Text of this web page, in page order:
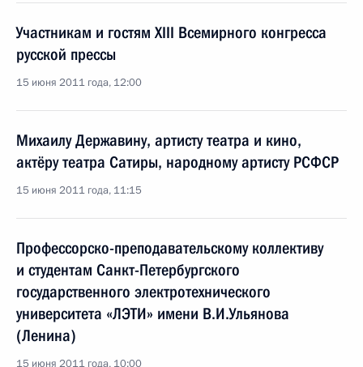
Участникам и гостям XIII Всемирного конгресса
русской прессы
15 июня 2011 года, 12:00
Михаилу Державину, артисту театра и кино,
актёру театра Сатиры, народному артисту РСФСР
15 июня 2011 года, 11:15
Профессорско-преподавательскому коллективу
и студентам Санкт-Петербургского
государственного электротехнического
университета «ЛЭТИ» имени В.И.Ульянова
(Ленина)
15 июня 2011 года, 10:00